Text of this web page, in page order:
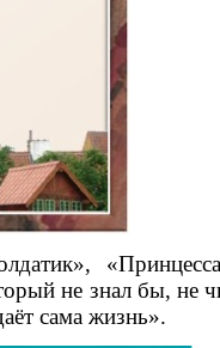
не знал бы, не
сама жизнь».